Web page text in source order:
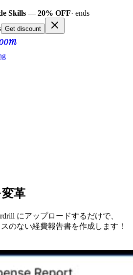
Skills — 20% OFF· ends
Get discount
革
にアップロードするだけで、
のない経費報告書を作成します！